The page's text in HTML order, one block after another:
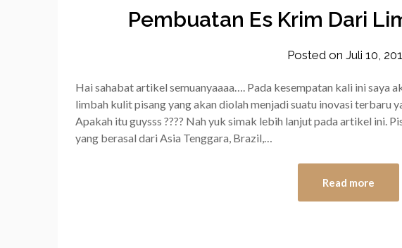
Pembuatan Es Krim Dari
Posted on Juli 10,
Hai sahabat artikel semuanyaaaa…. Pada kesempatan kali ini saya
limbah kulit pisang yang akan diolah menjadi suatu inovasi terbaru
Apakah itu guysss ???? Nah yuk simak lebih lanjut pada artikel ini.
yang berasal dari Asia Tenggara, Brazil,…
Read more